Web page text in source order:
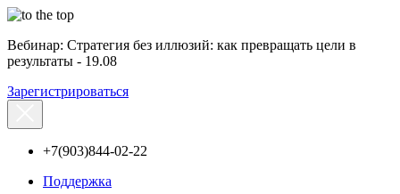
Вебинар: Стратегия без иллюзий: как превращать цели в
результаты - 19.08
Зарегистрироваться
+7(903)844-02-22
Поддержка